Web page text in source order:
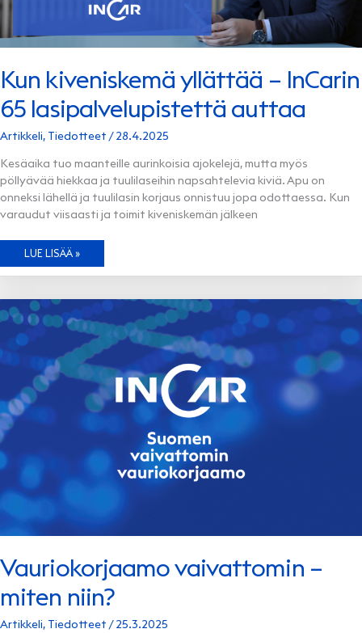
Kun kiveniskemä yllättää – InCarin
65 lasipalvelupistettä auttaa
Artikkeli, Tiedotteet /28.4.2025
Kesäaika tuo maanteille aurinkoisia ajokelejä, mutta myös
pöllyävää hiekkaa ja tuulilaseihin napsahtelevia kiviä. Apu on
onneksi lähellä ja tuulilasin korjaus onnistuu jopa odottaessa. Kun
varaudut viisaasti ja toimit kiveniskemän jälkeen
KUN
YLLÄTTÄÄ
65
LASIPALVELUPISTETTÄ
AUTTAA
LUE LISÄÄ »
Vauriokorjaamo vaivattomin –
miten niin?
Artikkeli, Tiedotteet /25.3.2025